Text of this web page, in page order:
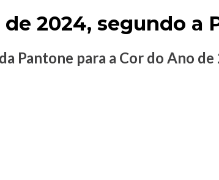
2024, segundo a
Pantone para a Cor do Ano